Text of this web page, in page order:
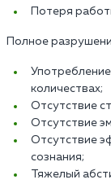
Потеря
Полное
количествах;
Отсутствие
Отсутствие
Отсутствие
сознания;
Тяжелый